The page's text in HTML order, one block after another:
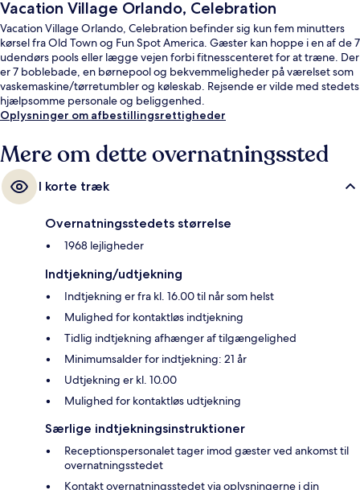
Vacation Village Orlando, Celebration
Vacation Village Orlando, Celebration befinder sig kun fem minutters
kørsel fra Old Town og Fun Spot America. Gæster kan hoppe i en af de 7
udendørs pools eller lægge vejen forbi fitnesscenteret for at træne. Der
er 7 boblebade, en børnepool og bekvemmeligheder på værelset som
vaskemaskine/tørretumbler og køleskab. Rejsende er vilde med stedets
hjælpsomme personale og beliggenhed.
Oplysninger om afbestillingsrettigheder
Mere om dette overnatningssted
I korte træk
Overnatningsstedets størrelse
1968 lejligheder
Indtjekning/udtjekning
Indtjekning er fra kl. 16.00 til når som helst
Mulighed for kontaktløs indtjekning
Tidlig indtjekning afhænger af tilgængelighed
Minimumsalder for indtjekning: 21 år
Udtjekning er kl. 10.00
Mulighed for kontaktløs udtjekning
Særlige indtjekningsinstruktioner
Receptionspersonalet tager imod gæster ved ankomst til
overnatningsstedet
Kontakt overnatningsstedet via oplysningerne i din